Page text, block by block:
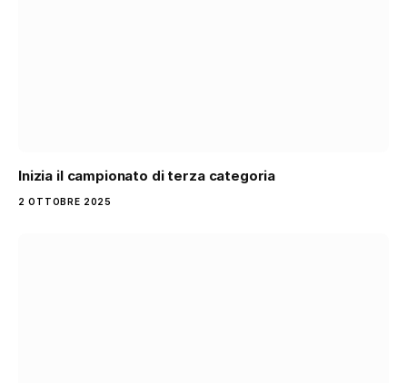
Inizia il campionato di terza categoria
2 OTTOBRE 2025